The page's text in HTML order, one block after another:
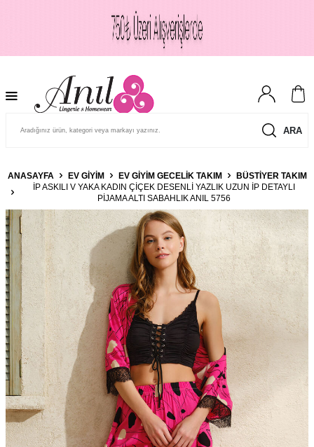
ARA
ANASAYFA EV GIYIM EV GIYIM GECELIK TAKIM
BÜSTIYER TAKIM
İP ASKILI V YAKA KADIN ÇIÇEK DESENLI YAZLIK UZUN İP DETAYLI
PIJAMA ALTI SABAHLIK ANIL 5756